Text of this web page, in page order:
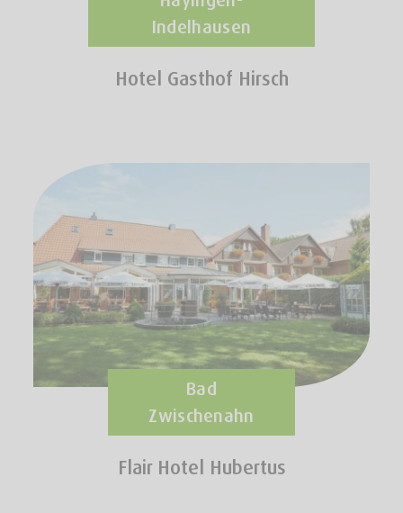
Indelhausen
Hotel Gasthof Hirsch
Bad
Zwischenahn
Flair Hotel Hubertus